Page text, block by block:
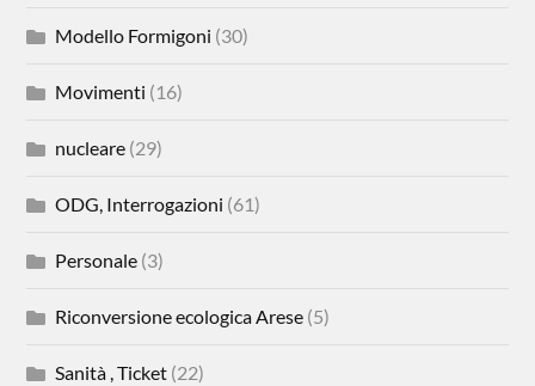
Modello Formigoni (30)
Movimenti (16)
nucleare (29)
ODG, Interrogazioni (61)
Personale (3)
Riconversione ecologica Arese (5)
Sanità , Ticket (22)